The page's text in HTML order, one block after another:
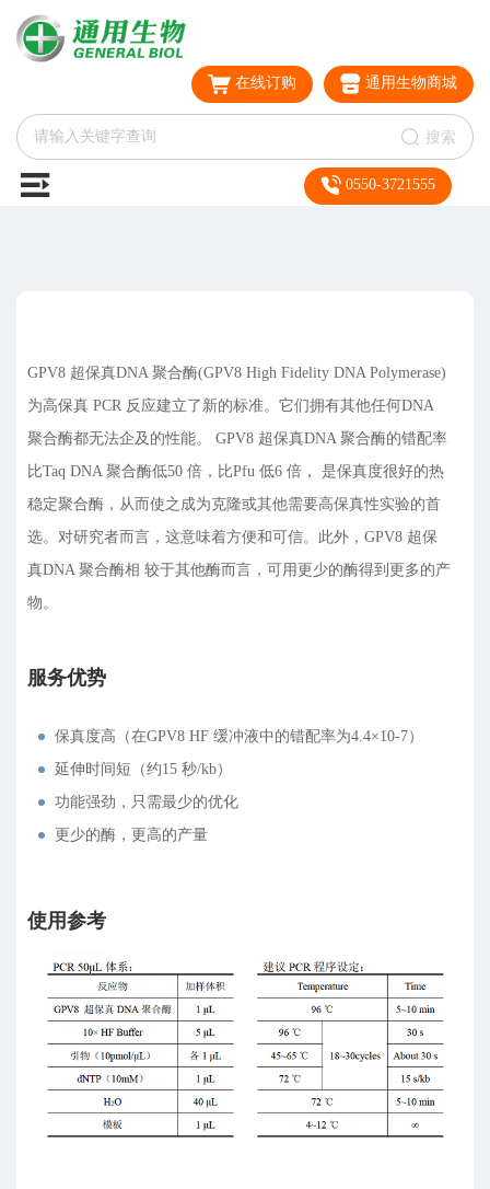
在线订购 通用生物商城
搜索
0550-3721555
GPV8 超保真DNA 聚合酶(GPV8 High Fidelity DNA Polymerase)
为高保真 PCR 反应建立了新的标准。它们拥有其他任何DNA
聚合酶都无法企及的性能。 GPV8 超保真DNA 聚合酶的错配率
比Taq DNA 聚合酶低50 倍，比Pfu 低6 倍， 是保真度很好的热
稳定聚合酶，从而使之成为克隆或其他需要高保真性实验的首
选。对研究者而言，这意味着方便和可信。此外，GPV8 超保
真DNA 聚合酶相 较于其他酶而言，可用更少的酶得到更多的产
物。
服务优势
保真度高（在GPV8 HF 缓冲液中的错配率为4.4×10-7）
延伸时间短（约15 秒/kb）
功能强劲，只需最少的优化
更少的酶，更高的产量
使用参考